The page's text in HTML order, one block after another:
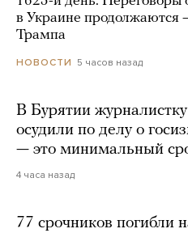
в Украине продолжаются
Трампа
НОВОСТИ 5 часов назад
В Бурятии
осудили по делу о
— это минимальный
4 часа назад
77 срочников погибли